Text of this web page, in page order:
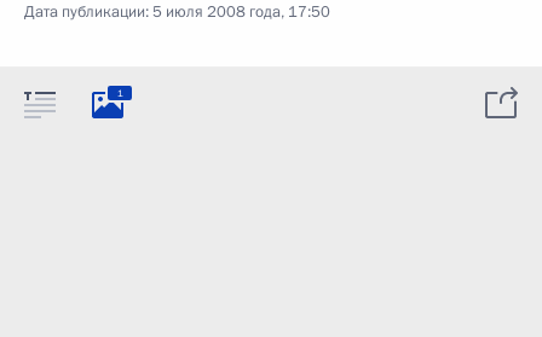
Дата публикации:5 июля 2008 года, 17:50
1